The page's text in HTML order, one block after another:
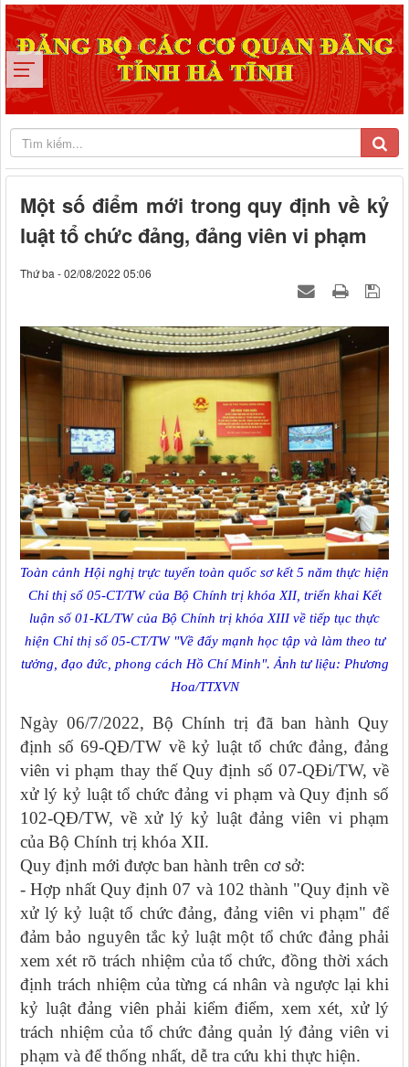
Một số điểm mới trong quy định về kỷ
luật tổ chức đảng, đảng viên vi phạm
Thứ ba - 02/08/2022 05:06
Toàn cảnh Hội nghị trực tuyến toàn quốc sơ kết 5 năm thực hiện
Chỉ thị số 05-CT/TW của Bộ Chính trị khóa XII, triển khai Kết
luận số 01-KL/TW của Bộ Chính trị khóa XIII về tiếp tục thực
hiện Chỉ thị số 05-CT/TW "Về đẩy mạnh học tập và làm theo tư
tưởng, đạo đức, phong cách Hồ Chí Minh". Ảnh tư liệu: Phương
Hoa/TTXVN
Ngày 06/7/2022, Bộ Chính trị đã ban hành Quy
định số 69-QĐ/TW về kỷ luật tổ chức đảng, đảng
viên vi phạm thay thế Quy định số 07-QĐi/TW, về
xử lý kỷ luật tổ chức đảng vi phạm và Quy định số
102-QĐ/TW, về xử lý kỷ luật đảng viên vi phạm
của Bộ Chính trị khóa XII.
Quy định mới được ban hành trên cơ sở:
- Hợp nhất Quy định 07 và 102 thành "Quy định về
xử lý kỷ luật tổ chức đảng, đảng viên vi phạm" để
đảm bảo nguyên tắc kỷ luật một tổ chức đảng phải
xem xét rõ trách nhiệm của tổ chức, đồng thời xách
định trách nhiệm của từng cá nhân và ngược lại khi
kỷ luật đảng viên phải kiểm điểm, xem xét, xử lý
trách nhiệm của tổ chức đảng quản lý đảng viên vi
phạm và để thống nhất, dễ tra cứu khi thực hiện.